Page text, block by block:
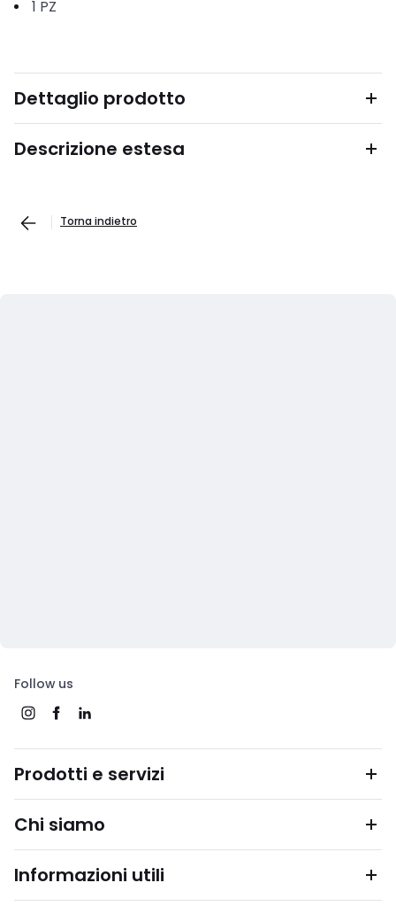
1 PZ
Dettaglio prodotto
Descrizione estesa
Torna indietro
Follow us
Prodotti e servizi
Chi siamo
Informazioni utili